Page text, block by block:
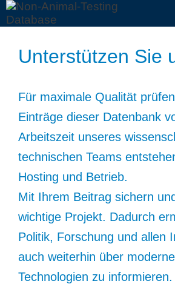
Unterstützen Sie
Für maximale Qualität
Einträge dieser Datenbank
Arbeitszeit unseres
technischen Teams
Hosting und Betrieb.
Mit Ihrem Beitrag sichern
wichtige Projekt. Dadurch
Politik, Forschung und allen
auch weiterhin über
Technologien zu